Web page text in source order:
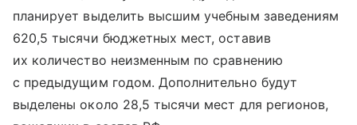
планирует выделить высшим учебным заведениям
620,5 тысячи бюджетных мест, оставив
их количество неизменным по сравнению
с предыдущим годом. Дополнительно будут
выделены около 28,5 тысячи мест для регионов,